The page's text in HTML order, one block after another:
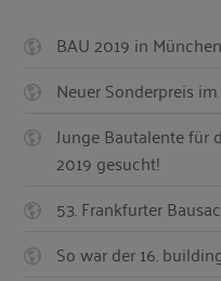
BAU 2019 in München
Neuer Sonderpreis
Junge Bautalente für
2019 gesucht!
53. Frankfurter
So war der 16.